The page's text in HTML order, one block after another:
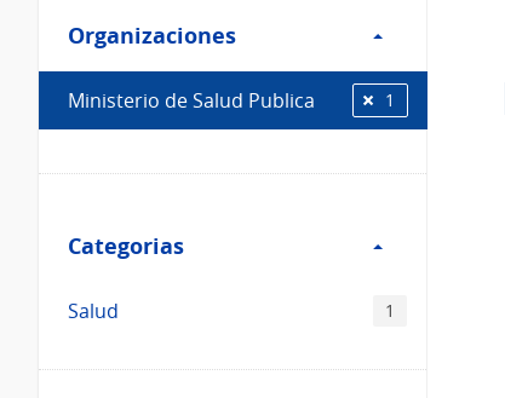
Organizaciones
Organizaciones
Ministerio de Salud Publica 1
Categorias
Categorias
Salud 1